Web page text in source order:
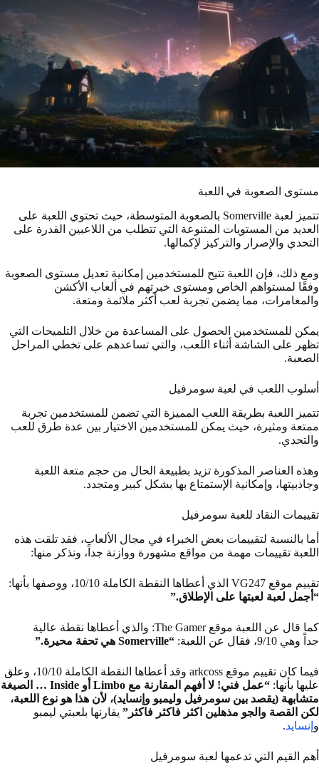
مستوى الصعوبة في اللعبة
تتميز لعبة Somerville بالصعوبة المتوسطة، حيث تحتوي اللعبة على
العديد من المستويات المتنوعة التي تتطلب من اللاعبين القدرة على
التحدي والإصرار والتركيز لإكمالها.
ومع ذلك، فإن اللعبة تتيح للمستخدمين إمكانية تعديل مستوى الصعوبة
وفقًا لمستواهم الخاص ومستوى خبرتهم في ألعاب الأكشن
والمغامرات، مما يضمن تجربة لعب أكثر ملائمة ومتعة.
يمكن للمستخدمين الحصول على المساعدة من خلال التلميحات التي
تظهر على الشاشة أثناء اللعب، والتي تساعدهم على تخطي المراحل
الصعبة.
أسلوب اللعب في لعبة سومرفيل
تتميز اللعبة بطريقة اللعب المميزة التي تضمن للمستخدمين تجربة
ممتعة ومثيرة، حيث يمكن للمستخدمين الاختيار بين عدة طرق للعب
والتحدي.
وهذه العناصر المذكورة تزيد بطبيعة الحال من حجم متعة اللعبة
وجاذبيتها، وإمكانية الإستمتاع بها بشكل كبير ومتجدد.
تقييمات النقاد للعبة سومرفيل
أما بالنسبة لتقييمات بعض الخبراء في مجال الألعاب، فقد تلقت هذه
اللعبة تقييمات مهمة من مواقع مشهورة ووازنة جداً، ونذكر منها:
تقييم موقع VG247 الذي أعطاها النقطة الكاملة 10/10 ، ووصفها بأنها:
“أجمل لعبة لعبتها على الإطلاق.”
كما قال عن اللعبة موقع The Gamer: والذي أعطاها نقطة عالية
جداً وهي 9/10
، فقال عن اللعبة: “Somerville هي تحفة محيرة.”
فيما كان تقييم موقع arkcoss وقد أعطاها النقطة الكاملة 10/10
، وعلق
عليها بأنها: “عمل فني! لا أفهم المقارنة مع Limbo أو Inside … الصيغة
متشابهة (يقصد بين سومرفيل وليمبو وإنسايد)، لأن هذا هو نوع اللعبة،
لكن القصة والجو مذهلين اكثر فاكثر فاكثر ” يقارنها بلعبتي ليمبو
و إنسايد.
أهم القيم التي تدعمها لعبة سومرفيل